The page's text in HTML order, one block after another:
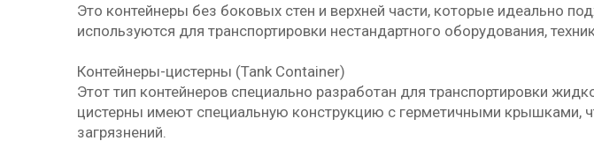
Это контейнеры без боковых стен и верхней части, которые идеально
используются для транспортировки нестандартного оборудования,
Контейнеры-цистерны (Tank Container)
Этот тип контейнеров специально разработан для транспортировки
цистерны имеют специальную конструкцию с герметичными крышками,
загрязнений.